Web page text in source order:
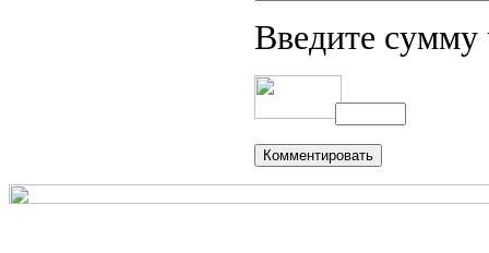
Введите сумму